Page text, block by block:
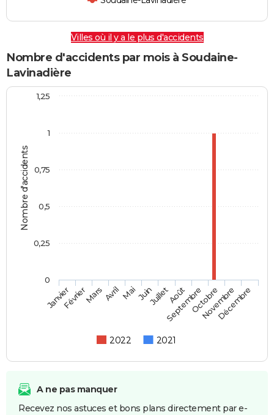
Villes où il y a le plus d'accidents
Nombre d'accidents par mois à Soudaine-
Lavinadière
Nombre d'accidents
2022 2021
JanvierFévrierMars AvrilMaiJuinJuilletAoût
SeptembreOctobre
Novembre
Décembre
0
1
0,25
0,5
0,75
1,25
A ne pas manquer
Recevez nos astuces et bons plans directement par e-